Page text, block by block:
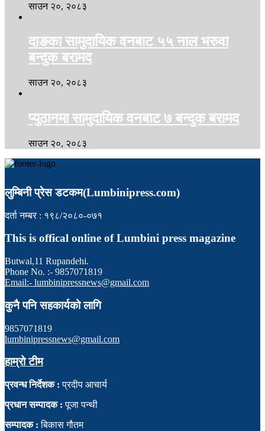
साउन २०, २०८३
दाङका सामुदायिक वनबाट ५५ नाल भरुवा
बन्दुक बरामद
साउन २०, २०८३
प्युठानमा सामुदायिक वनबाट ७ बन्दुक बरामद
साउन २०, २०८३
लुम्बिनी प्रेस डटकम(Lumbinipress.com)
दर्ता नम्बर : १९८/२०८०-०७१
This is offical online of Lumbini press magazine
Butwal,11 Rupandehi.
Phone No. :- 9857071819
Email:- lumbinipressnews@gmail.com
कुनै पनि सहकार्यको लागि
9857071819
lumbinipressnews@gmail.com
हाम्रो टीम
प्रवन्ध निर्देशक : प्रदीप आचार्य
प्रधान सम्पादक : पूजा पन्थी
सम्पादक :बिकास गौतम